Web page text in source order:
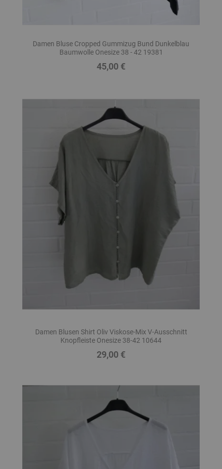
Damen Bluse Cropped Gummizug Bund Dunkelblau
Baumwolle Onesize 38 - 42 19381
Preis
45,00 €
Damen Blusen Shirt Oliv Viskose-Mix V-Ausschnitt
Knopfleiste Onesize 38-42 10644
Preis
29,00 €